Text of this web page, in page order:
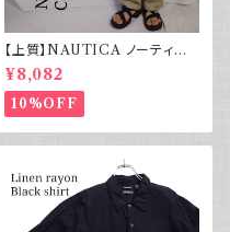
【上質】NAUTICA ノーティカ
コットンリネンパンツ ツータック
¥8,082
10%OFF